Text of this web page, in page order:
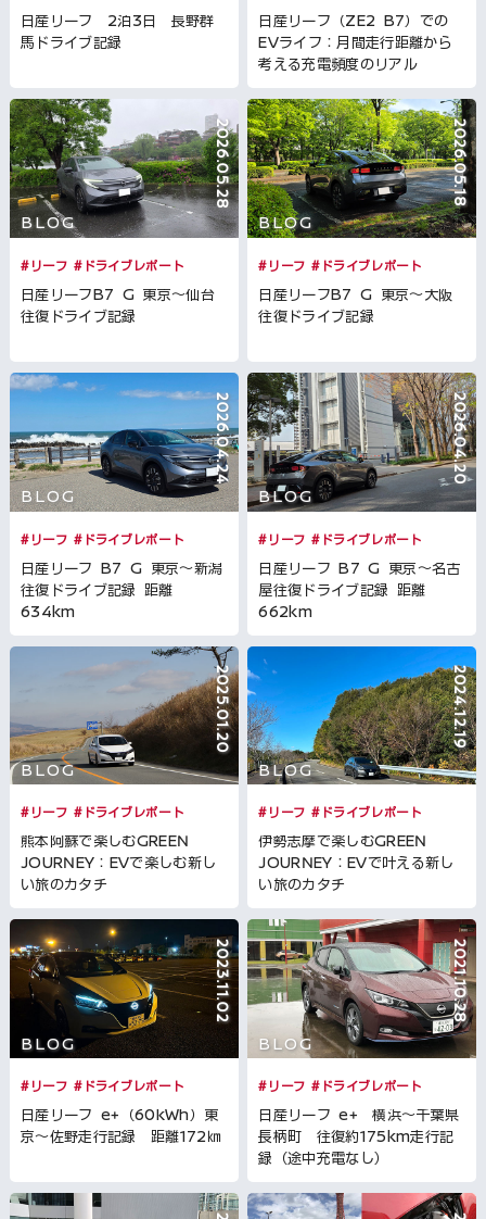
日産リーフ 2泊3日 長野群
馬ドライブ記録
日産リーフ（ZE2 B7）での
EVライフ：月間走行距離から
考える充電頻度のリアル
2026.05.28
BLOG
#リーフ #ドライブレポート
日産リーフB7 G 東京～仙台
往復ドライブ記録
2026.05.18
BLOG
#リーフ #ドライブレポート
日産リーフB7 G 東京～大阪
往復ドライブ記録
2026.04.24
BLOG
#リーフ #ドライブレポート
日産リーフ B7 G 東京～新潟
往復ドライブ記録 距離
634km
2026.04.20
BLOG
#リーフ #ドライブレポート
日産リーフ B7 G 東京～名古
屋往復ドライブ記録 距離
662km
2025.01.20
BLOG
#リーフ #ドライブレポート
熊本阿蘇で楽しむGREEN
JOURNEY：EVで楽しむ新し
い旅のカタチ
2024.12.19
BLOG
#リーフ #ドライブレポート
伊勢志摩で楽しむGREEN
JOURNEY：EVで叶える新し
い旅のカタチ
2023.11.02
BLOG
#リーフ #ドライブレポート
日産リーフ e+（60kWh）東
京～佐野走行記録 距離172㎞
2021.10.28
BLOG
#リーフ #ドライブレポート
日産リーフ e+ 横浜～千葉県
長柄町 往復約175km走行記
録（途中充電なし）